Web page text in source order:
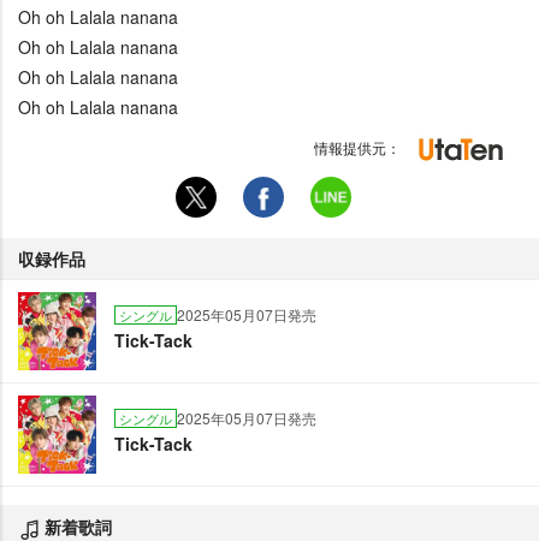
Oh oh Lalala nanana
Oh oh Lalala nanana
Oh oh Lalala nanana
Oh oh Lalala nanana
情報提供元：
収録作品
シングル 2025年05月07日発売
Tick-Tack
シングル 2025年05月07日発売
Tick-Tack
新着歌詞